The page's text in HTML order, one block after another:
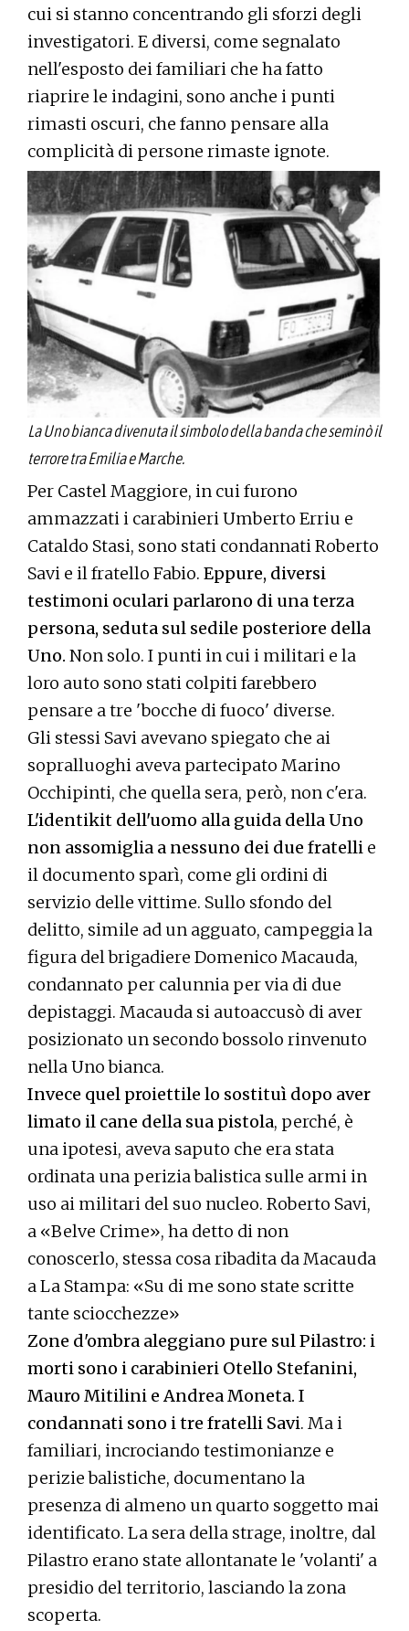
cui si stanno concentrando gli sforzi degli
investigatori. E diversi, come segnalato
nell'esposto dei familiari che ha fatto
riaprire le indagini, sono anche i punti
rimasti oscuri, che fanno pensare alla
complicità di persone rimaste ignote.
La Uno bianca divenuta il simbolo della banda che seminò il
terrore tra Emilia e Marche.
Per Castel Maggiore, in cui furono
ammazzati i carabinieri Umberto Erriu e
Cataldo Stasi, sono stati condannati Roberto
Savi e il fratello Fabio. Eppure, diversi
testimoni oculari parlarono di una terza
persona, seduta sul sedile posteriore della
Uno. Non solo. I punti in cui i militari e la
loro auto sono stati colpiti farebbero
pensare a tre 'bocche di fuoco' diverse.
Gli stessi Savi avevano spiegato che ai
sopralluoghi aveva partecipato Marino
Occhipinti, che quella sera, però, non c'era.
L'identikit dell'uomo alla guida della Uno
non assomiglia a nessuno dei due fratelli e
il documento sparì, come gli ordini di
servizio delle vittime. Sullo sfondo del
delitto, simile ad un agguato, campeggia la
figura del brigadiere Domenico Macauda,
condannato per calunnia per via di due
depistaggi. Macauda si autoaccusò di aver
posizionato un secondo bossolo rinvenuto
nella Uno bianca.
Invece quel proiettile lo sostituì dopo aver
limato il cane della sua pistola, perché, è
una ipotesi, aveva saputo che era stata
ordinata una perizia balistica sulle armi in
uso ai militari del suo nucleo. Roberto Savi,
a «Belve Crime», ha detto di non
conoscerlo, stessa cosa ribadita da Macauda
a La Stampa: «Su di me sono state scritte
tante sciocchezze»
Zone d'ombra aleggiano pure sul Pilastro: i
morti sono i carabinieri Otello Stefanini,
Mauro Mitilini e Andrea Moneta. I
condannati sono i tre fratelli Savi. Ma i
familiari, incrociando testimonianze e
perizie balistiche, documentano la
presenza di almeno un quarto soggetto mai
identificato. La sera della strage, inoltre, dal
Pilastro erano state allontanate le 'volanti' a
presidio del territorio, lasciando la zona
scoperta.